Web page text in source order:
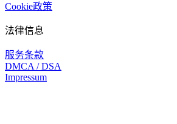
Cookie政策
法律信息
服务条款
DMCA / DSA
Impressum